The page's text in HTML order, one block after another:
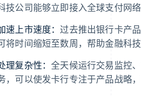
技公司能够立即接入全球支付网络
速上市速度： 过去推出银行卡产
将时间缩短至数周，帮助金融科
理复杂性：全天候运行交易监控
，可以使发卡行专注于产品战略，